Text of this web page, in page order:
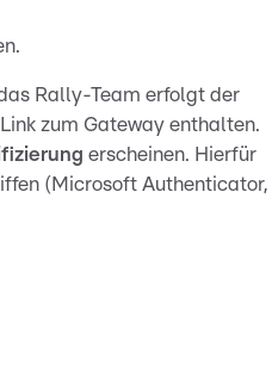
Rally-Team erfolgt der
zum Gateway enthalten.
erscheinen. Hierfür
(Microsoft Authenticator,